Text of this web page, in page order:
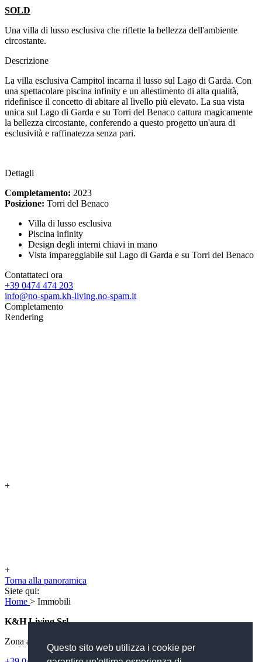
Questo sito web utilizza i cookie per
SOLD
Una villa di lusso esclusiva che riflette la bellezza dell'ambiente
circostante.
Descrizione
La villa esclusiva Campitol incarna il lusso sul Lago di Garda. Con
una spettacolare piscina infinity e un allestimento di alta qualità,
ridefinisce il concetto di abitare al livello più elevato. La sua vista
unica sul Lago di Garda e su Torri del Benaco cattura magicamente
la bellezza circostante, conferendo a questo progetto un'aura di
esclusività e raffinatezza senza pari.
Dettagli
Completamento: 2023
Posizione: Torri del Benaco
Villa di lusso esclusiva
Piscina infinity
Design degli interni chiavi in mano
Vista impareggiabile sul Lago di Garda e su Torri del Benaco
Contattateci ora
+39 0474 474 203
info@no-spam.kh-living.no-spam.it
Completamento
Rendering
+
+
Torna alla panoramica
Siete qui:
Home > Immobili
K&H Living Srl
Zona artigianale Aue 11 – 39030 S. Lorenzo di Sebato